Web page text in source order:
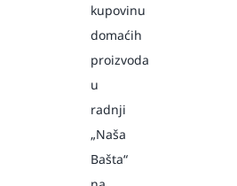
kupovinu
domaćih
proizvoda
u
radnji
„Naša
Bašta“